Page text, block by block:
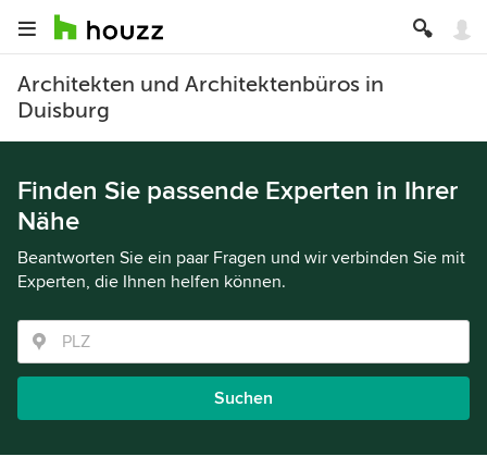
Architekten und Architektenbüros in
Duisburg
Finden Sie passende Experten in Ihrer
Nähe
Beantworten Sie ein paar Fragen und wir verbinden Sie mit
Experten, die Ihnen helfen können.
Suchen